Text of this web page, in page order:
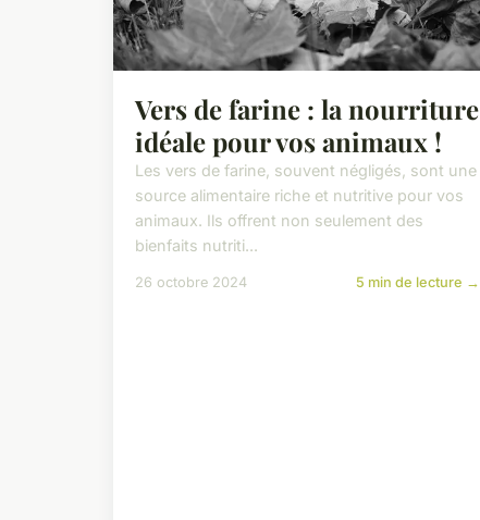
Vers de farine : la nourriture
idéale pour vos animaux !
Les vers de farine, souvent négligés, sont une
source alimentaire riche et nutritive pour vos
animaux. Ils offrent non seulement des
bienfaits nutriti...
26 octobre 2024 5 min de lecture →